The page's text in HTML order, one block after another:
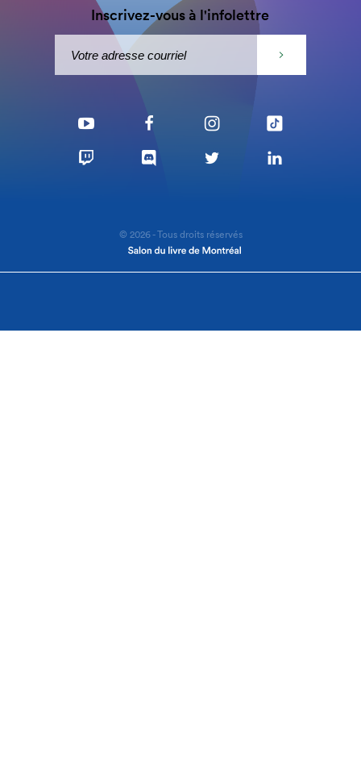
Inscrivez-vous à l'infolettre
© 2026 - Tous droits réservés